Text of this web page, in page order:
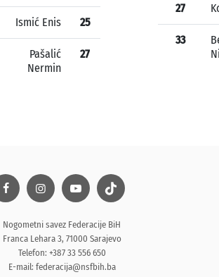
Ismić Enis 25
Pašalić
Nermin
27
27
33
Nogometni savez Federacije BiH
Franca Lehara 3, 71000 Sarajevo
Telefon: +387 33 556 650
E-mail: federacija@nsfbih.ba